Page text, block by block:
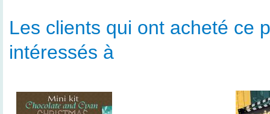
Les clients qui ont acheté ce
intéressés à